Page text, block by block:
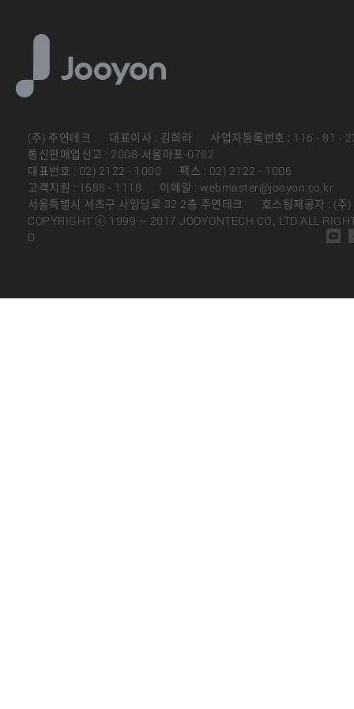
(주) 주연테크 대표이사 : 김희라
사업자등록번호 : 116 - 81 -
통신판매업신고 : 2008-서울마포-0782
대표번호 : 02) 2122 - 1000
팩스 : 02) 2122 - 1006
고객지원 : 1588 - 1118
이메일 : webmaster@jooyon.co.kr
서울특별시 서초구 사임당로 32 2층 주연테크
호스팅제공자 : (주
COPYRIGHT ⓒ 1999 ~ 2017 JOOYONTECH CO., LTD ALL
D.